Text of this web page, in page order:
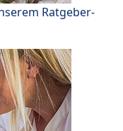
Ratgeber-